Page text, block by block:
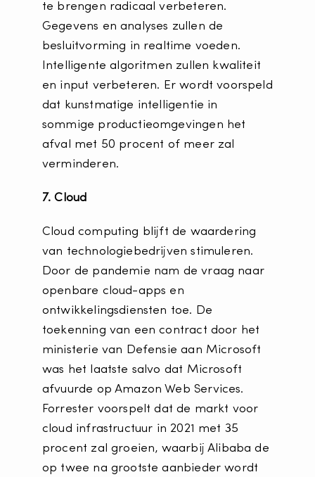
te brengen radicaal verbeteren.
Gegevens en analyses zullen de
besluitvorming in realtime voeden.
Intelligente algoritmen zullen kwaliteit
en input verbeteren. Er wordt voorspeld
dat kunstmatige intelligentie in
sommige productieomgevingen het
afval met 50 procent of meer zal
verminderen.
7. Cloud
Cloud computing blijft de waardering
van technologiebedrijven stimuleren.
Door de pandemie nam de vraag naar
openbare cloud-apps en
ontwikkelingsdiensten toe. De
toekenning van een contract door het
ministerie van Defensie aan Microsoft
was het laatste salvo dat Microsoft
afvuurde op Amazon Web Services.
Forrester voorspelt dat de markt voor
cloud infrastructuur in 2021 met 35
procent zal groeien, waarbij Alibaba de
op twee na grootste aanbieder wordt